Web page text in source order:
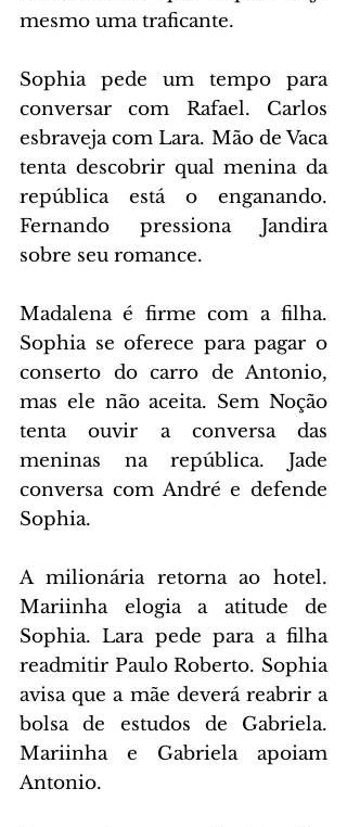
mesmo uma traficante.
Sophia pede um tempo para
conversar com Rafael. Carlos
esbraveja com Lara. Mão de Vaca
tenta descobrir qual menina da
república está o enganando.
Fernando pressiona Jandira
sobre seu romance.
Madalena é firme com a filha.
Sophia se oferece para pagar o
conserto do carro de Antonio,
mas ele não aceita. Sem Noção
tenta ouvir a conversa das
meninas na república. Jade
conversa com André e defende
Sophia.
A milionária retorna ao hotel.
Mariinha elogia a atitude de
Sophia. Lara pede para a filha
readmitir Paulo Roberto. Sophia
avisa que a mãe deverá reabrir a
bolsa de estudos de Gabriela.
Mariinha e Gabriela apoiam
Antonio.